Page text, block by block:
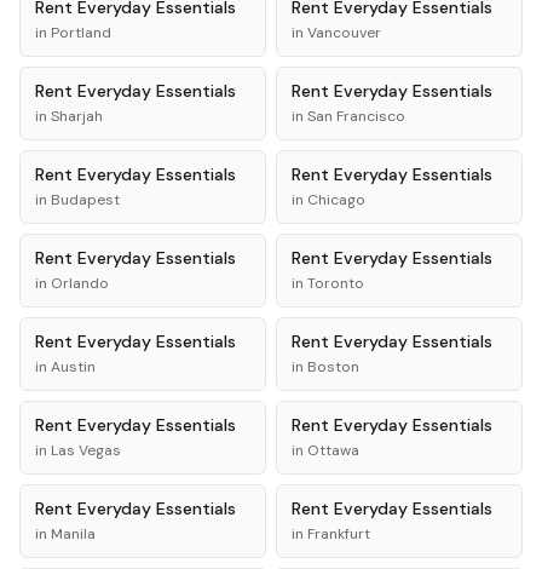
Rent Everyday Essentials
in Portland
Rent Everyday Essentials
in Vancouver
Rent Everyday Essentials
in Sharjah
Rent Everyday Essentials
in San Francisco
Rent Everyday Essentials
in Budapest
Rent Everyday Essentials
in Chicago
Rent Everyday Essentials
in Orlando
Rent Everyday Essentials
in Toronto
Rent Everyday Essentials
in Austin
Rent Everyday Essentials
in Boston
Rent Everyday Essentials
in Las Vegas
Rent Everyday Essentials
in Ottawa
Rent Everyday Essentials
in Manila
Rent Everyday Essentials
in Frankfurt